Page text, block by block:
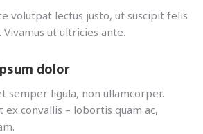
volutpat lectus justo, ut suscipit felis
Vivamus ut ultricies ante.
dolor
semper ligula, non ullamcorper.
ex convallis – lobortis quam ac,